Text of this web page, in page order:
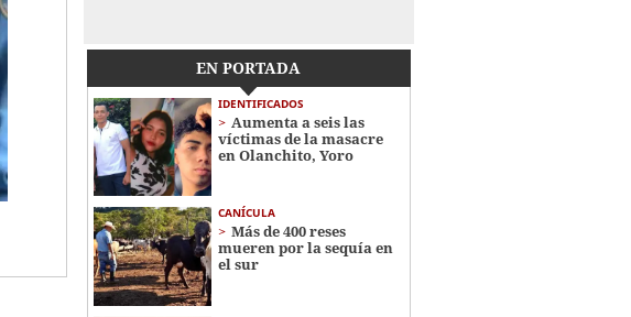
EN PORTADA
IDENTIFICADOS
Aumenta a seis las
víctimas de la masacre
en Olanchito, Yoro
CANÍCULA
Más de 400 reses
mueren por la sequía en
el sur